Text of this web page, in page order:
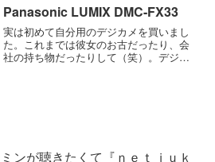
物でしかも左右にショップが...
Panasonic LUMIX DMC-FX33
実は初めて自分用のデジカメを買いまし
た。これまでは彼女のお古だったり、会
社の持ち物だったりして（笑）。デジカ
ンが聴きたくて『ｎｅｔｊｕｋ